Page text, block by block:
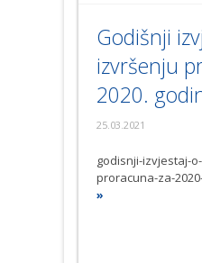
Godišnji
izvršenju
2020.
25.03.2021
godisnji-izvjestaj-
proracuna-za-
»